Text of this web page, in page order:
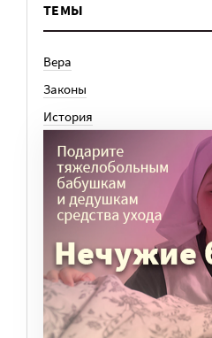
ТЕМЫ
Вера
Законы
История
Колонки
Кто есть кто
Личный опыт
Медицина
Ноу-хау
Общество
Отдых